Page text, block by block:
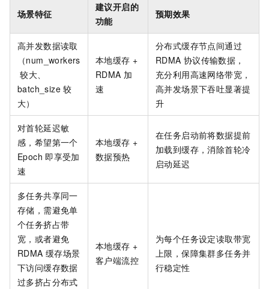
场景特征
建议开启的
功能
预期效果
高并发数据读取
（num_workers
较大、
batch_size 较
大）
本地缓存 +
RDMA 加
速
分布式缓存节点间通过
RDMA 协议传输数据，
充分利用高速网络带宽，
高并发场景下吞吐显著提
升
对首轮延迟敏
感，希望第一个
Epoch 即享受加
速
本地缓存 +
数据预热
在任务启动前将数据提前
加载到缓存，消除首轮冷
启动延迟
多任务共享同一
存储，需避免单
个任务挤占带
宽，或者避免
RDMA 缓存场景
下访问缓存数据
过多挤占分布式
本地缓存 +
客户端流控
为每个任务设定读取带宽
上限，保障集群多任务并
行稳定性